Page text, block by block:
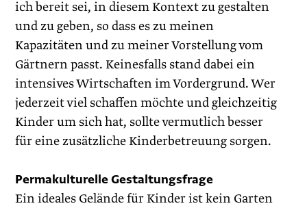
ich bereit sei, in diesem Kontext zu gestalten
und zu geben, so dass es zu meinen
Kapazitäten und zu meiner Vorstellung vom
Gärtnern passt. Keinesfalls stand dabei ein
intensives Wirtschaften im Vordergrund. Wer
jederzeit viel schaffen möchte und gleichzeitig
Kinder um sich hat, sollte vermutlich besser
für eine zusätzliche Kinderbetreuung sorgen.
Permakulturelle Gestaltungsfrage
Ein ideales Gelände für Kinder ist kein Garten